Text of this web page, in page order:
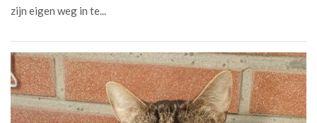
zijn eigen weg in te...